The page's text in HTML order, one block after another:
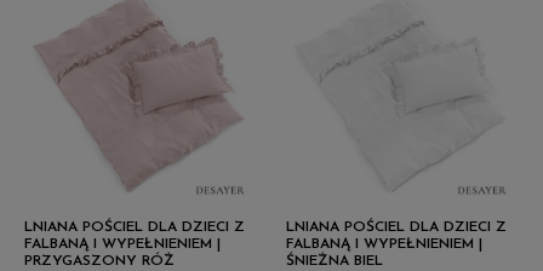
LNIANA POŚCIEL DLA DZIECI Z
FALBANĄ I WYPEŁNIENIEM |
PRZYGASZONY RÓŻ
LNIANA POŚCIEL DLA DZIECI Z
FALBANĄ I WYPEŁNIENIEM |
ŚNIEŻNA BIEL